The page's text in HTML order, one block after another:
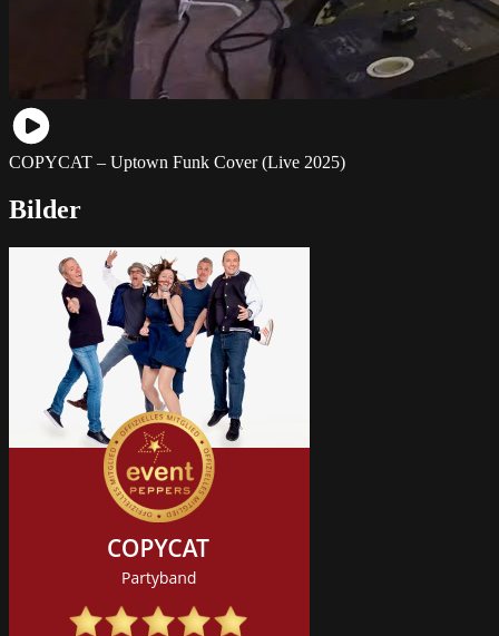
COPYCAT – Uptown Funk Cover (Live 2025)
Bilder